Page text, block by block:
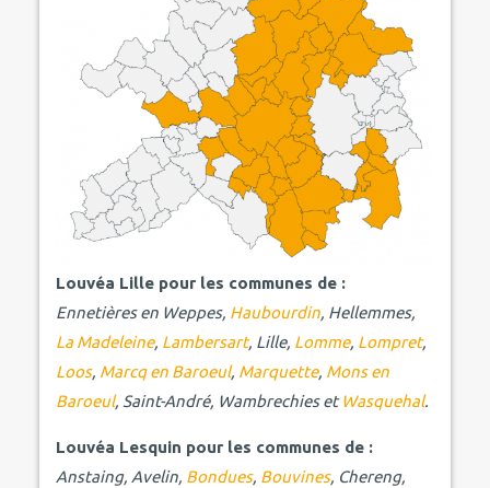
Louvéa Lille pour les communes de :
Ennetières en Weppes, Haubourdin, Hellemmes,
La Madeleine, Lambersart, Lille, Lomme, Lompret,
Loos, Marcq en Baroeul, Marquette, Mons en
Baroeul, Saint-André, Wambrechies etWasquehal.
Louvéa Lesquin pour les communes de :
Anstaing, Avelin, Bondues, Bouvines, Chereng,